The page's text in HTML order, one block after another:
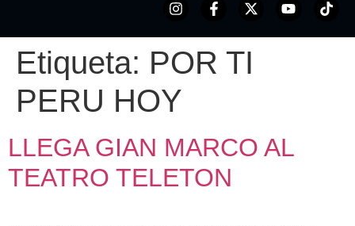
Etiqueta: POR TI
PERU HOY
LLEGA GIAN MARCO AL
TEATRO TELETON